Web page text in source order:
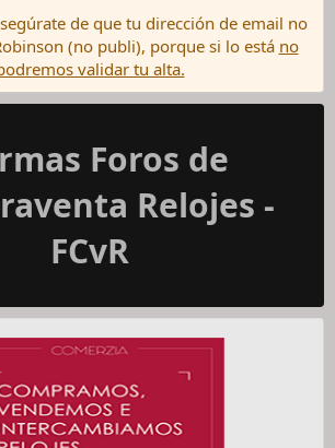
de que tu dirección de email no
(no publi), porque si lo está no
validar tu alta.
Foros de
Relojes -
FCvR